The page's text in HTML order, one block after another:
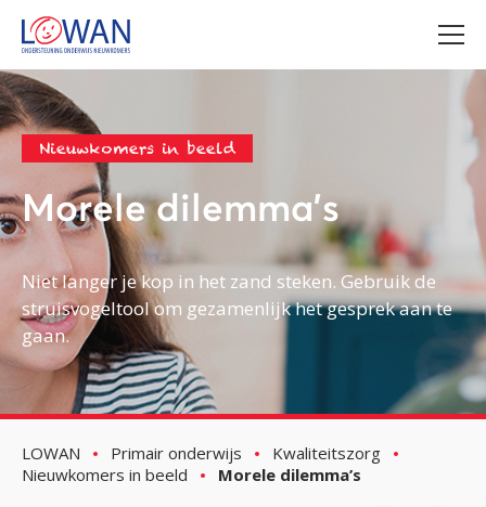
Nieuwkomers in beeld
Morele dilemma's
Niet langer je kop in het zand steken. Gebruik de
struisvogeltool om gezamenlijk het gesprek aan te
gaan.
LOWAN Primair onderwijs
Kwaliteitszorg
Nieuwkomers in beeld
Morele dilemma’s